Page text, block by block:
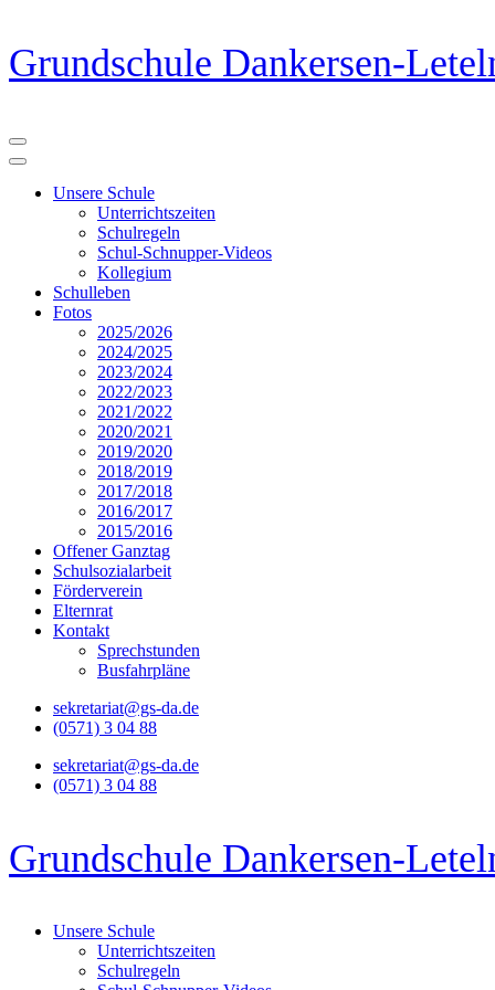
Zum
Inhalt
springen
Grundschule Dankersen-
Unsere Schule
Unterrichtszeiten
Schulregeln
Schul-Schnupper-Videos
Kollegium
Schulleben
Fotos
2025/2026
2024/2025
2023/2024
2022/2023
2021/2022
2020/2021
2019/2020
2018/2019
2017/2018
2016/2017
2015/2016
Offener Ganztag
Schulsozialarbeit
Förderverein
Elternrat
Kontakt
Sprechstunden
Busfahrpläne
sekretariat@gs-da.de
(0571) 3 04 88
sekretariat@gs-da.de
(0571) 3 04 88
Grundschule Dankersen-
Unsere Schule
Unterrichtszeiten
Schulregeln